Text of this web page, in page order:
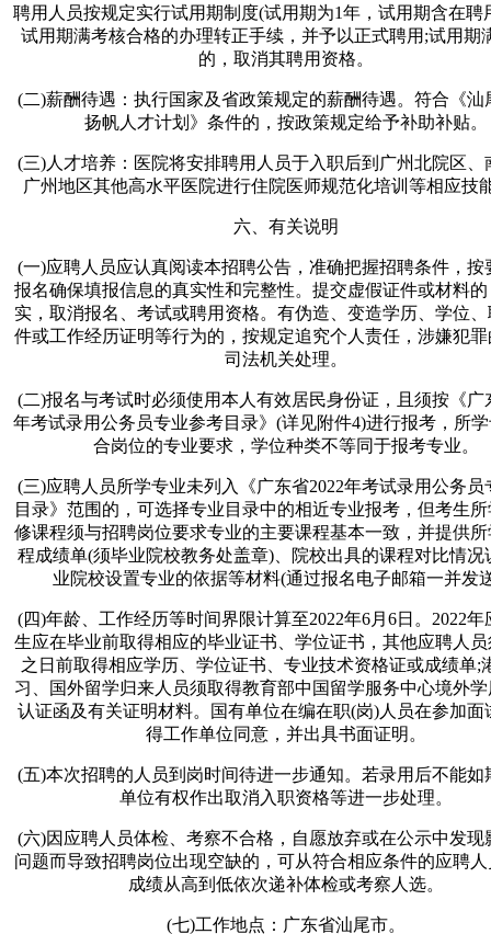
聘用人员按规定实行试用期制度(试用期为1年，试用期含在聘
试用期满考核合格的办理转正手续，并予以正式聘用;试用期
的，取消其聘用资格。
(二)薪酬待遇：执行国家及省政策规定的薪酬待遇。符合《汕
扬帆人才计划》条件的，按政策规定给予补助补贴。
(三)人才培养：医院将安排聘用人员于入职后到广州北院区、
广州地区其他高水平医院进行住院医师规范化培训等相应技
六、有关说明
(一)应聘人员应认真阅读本招聘公告，准确把握招聘条件，按
报名确保填报信息的真实性和完整性。提交虚假证件或材料
实，取消报名、考试或聘用资格。有伪造、变造学历、学位
件或工作经历证明等行为的，按规定追究个人责任，涉嫌犯
司法机关处理。
(二)报名与考试时必须使用本人有效居民身份证，且须按《广
年考试录用公务员专业参考目录》(详见附件4)进行报考，所
合岗位的专业要求，学位种类不等同于报考专业。
(三)应聘人员所学专业未列入《广东省2022年考试录用公务员
目录》范围的，可选择专业目录中的相近专业报考，但考生
修课程须与招聘岗位要求专业的主要课程基本一致，并提供
程成绩单(须毕业院校教务处盖章)、院校出具的课程对比情况
业院校设置专业的依据等材料(通过报名电子邮箱一并发
(四)年龄、工作经历等时间界限计算至2022年6月6日。2022年
生应在毕业前取得相应的毕业证书、学位证书，其他应聘人
之日前取得相应学历、学位证书、专业技术资格证或成绩单;
习、国外留学归来人员须取得教育部中国留学服务中心境外
认证函及有关证明材料。国有单位在编在职(岗)人员在参加面
得工作单位同意，并出具书面证明。
(五)本次招聘的人员到岗时间待进一步通知。若录用后不能如
单位有权作出取消入职资格等进一步处理。
(六)因应聘人员体检、考察不合格，自愿放弃或在公示中发现
问题而导致招聘岗位出现空缺的，可从符合相应条件的应聘
成绩从高到低依次递补体检或考察人选。
(七)工作地点：广东省汕尾市。